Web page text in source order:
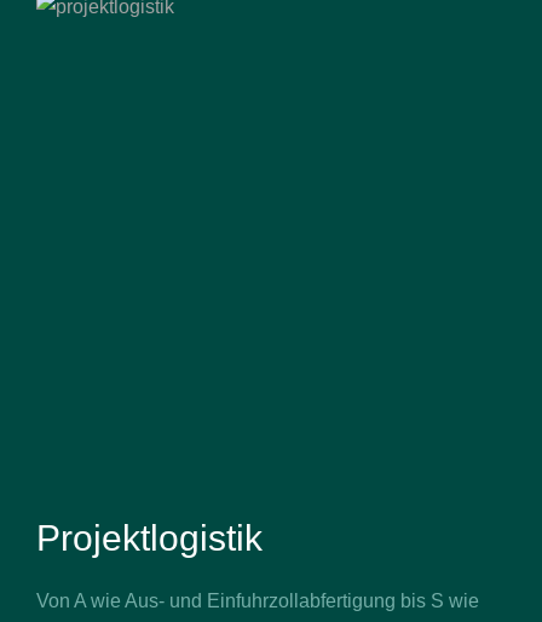
Projektlogistik
Von A wie Aus- und Einfuhrzollabfertigung bis S wie